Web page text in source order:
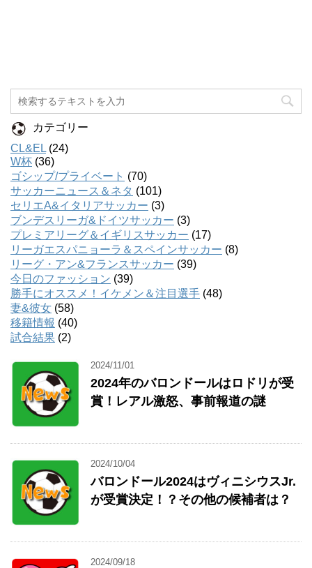
カテゴリー
CL&EL (24)
W杯 (36)
ゴシップ/プライベート (70)
サッカーニュース＆ネタ (101)
セリエA&イタリアサッカー (3)
ブンデスリーガ&ドイツサッカー (3)
プレミアリーグ＆イギリスサッカー (17)
リーガエスパニョーラ＆スペインサッカー (8)
リーグ・アン&フランスサッカー (39)
今日のファッション (39)
勝手にオススメ！イケメン＆注目選手 (48)
妻&彼女 (58)
移籍情報 (40)
試合結果 (2)
2024/11/01
2024年のバロンドールはロドリが受
賞！レアル激怒、事前報道の謎
2024/10/04
バロンドール2024はヴィニシウスJr.
が受賞決定！？その他の候補者は？
2024/09/18